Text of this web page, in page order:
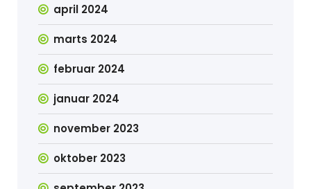
april 2024
marts 2024
februar 2024
januar 2024
november 2023
oktober 2023